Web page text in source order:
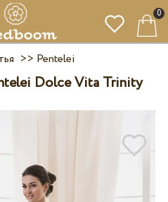
0
>> Pentelei
Dolce Vita Trinity